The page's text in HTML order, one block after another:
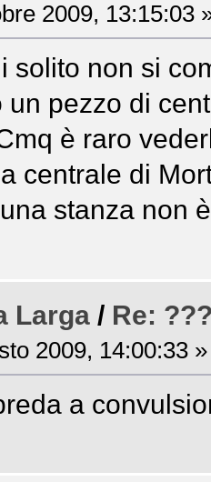
2009, 13:15:03
solito non si
un pezzo di
è raro
centrale di
stanza non
Larga / Re:
2009, 14:00:33 »
a